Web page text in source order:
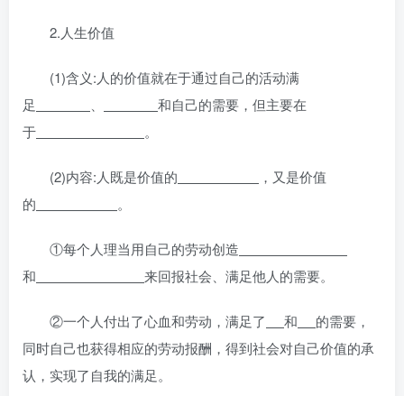
2.人生价值
(1)含义:人的价值就在于通过自己的活动满
足
和自己的需要，但主要在
于
。
(2)内容:人既是价值的
，又是价值
的
。
①每个人理当用自己的劳动创造
和
来回报社会、满足他人的需要。
②一个人付出了心血和劳动，满足了 和
的需要，
同时自己也获得相应的劳动报酬，得到社会对自己价值的承
认，实现了自我的满足。